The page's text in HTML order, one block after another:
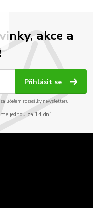
akce a
Přihlásit se
účelem rozesílky newsletteru.
jednou za 14 dní.